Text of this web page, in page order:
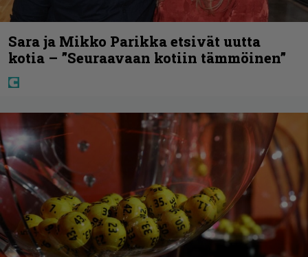
Sara ja Mikko Parikka etsivät uutta
kotia – ”Seuraavaan kotiin tämmöinen”